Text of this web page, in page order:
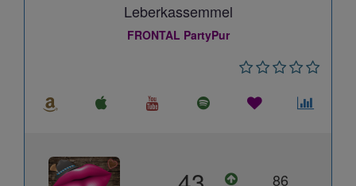
Leberkassemmel
FRONTAL PartyPur
86